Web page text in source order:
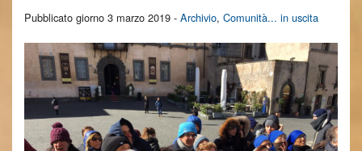
Pubblicato giorno 3 marzo 2019 - Archivio, Comunità... in uscita